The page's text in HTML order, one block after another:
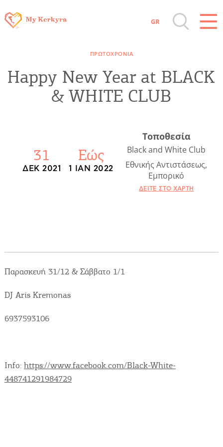
Αξιοθέατα, Αγορά
Παραλίες, Φύση
Διαμονή, Digital Nomads, Τουριστικά
Γραφεία
Αμάξια, Σκάφη, Ταχι, Μεταφορές
Φαγητό, Ποτό, Διασκέδαση
Μείνετε ενημερωμένοι
GR
ΠΡΩΤΟΧΡΟΝΙΆ
Happy New Year at BLACK
& WHITE CLUB
31
ΔΕΚ 2021
Εώς
1 ΙΑΝ 2022
Τοποθεσία
Black and White Club
Εθνικής Αντιστάσεως,
Εμπορικό
ΔΕΊΤΕ ΣΤΟ ΧΆΡΤΗ
Παρασκευή 31/12 & Σάββατο 1/1
DJ Aris Kremonas
6937593106
Info: https://www.facebook.com/Black-White-
448741291984729